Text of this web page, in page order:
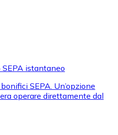
istantaneo
SEPA. Un’opzione
operare direttamente dal